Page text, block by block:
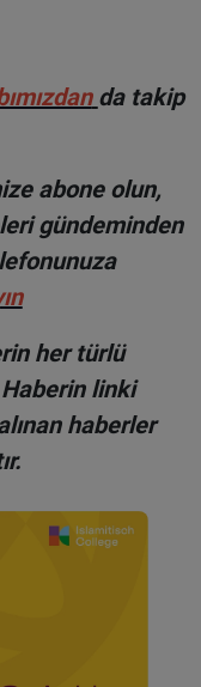
da takip
abone olun,
gündeminden
her türlü
linki
haberler